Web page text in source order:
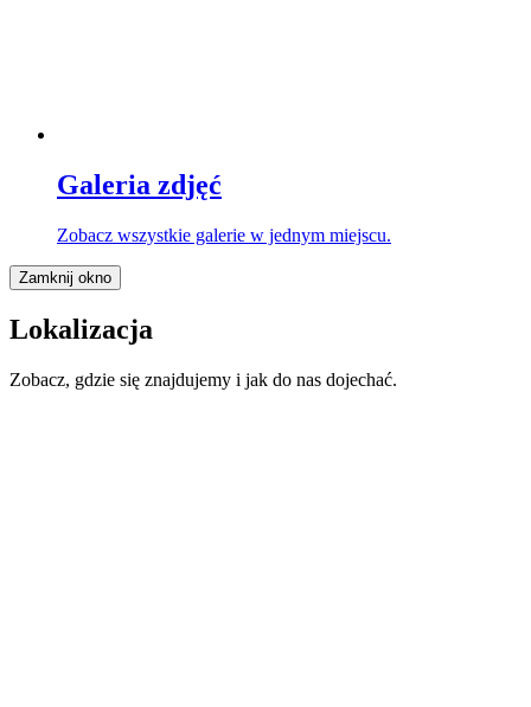
Galeria zdjęć
Zobacz wszystkie galerie w jednym miejscu.
Zamknij okno
Lokalizacja
Zobacz, gdzie się znajdujemy i jak do nas dojechać.